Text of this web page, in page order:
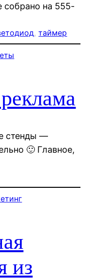
собрано на 555-
, таймер
стенды —
🙂 Главное,
из